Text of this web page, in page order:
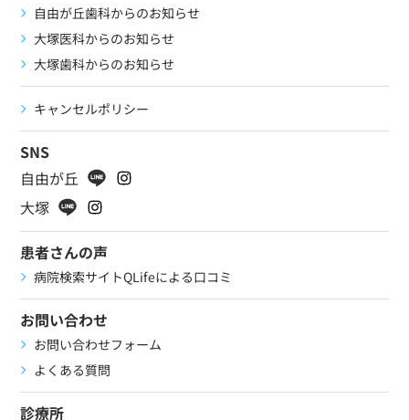
自由が丘歯科からのお知らせ
大塚医科からのお知らせ
大塚歯科からのお知らせ
キャンセルポリシー
SNS
自由が丘
大塚
患者さんの声
病院検索サイトQLifeによる口コミ
お問い合わせ
お問い合わせフォーム
よくある質問
診療所